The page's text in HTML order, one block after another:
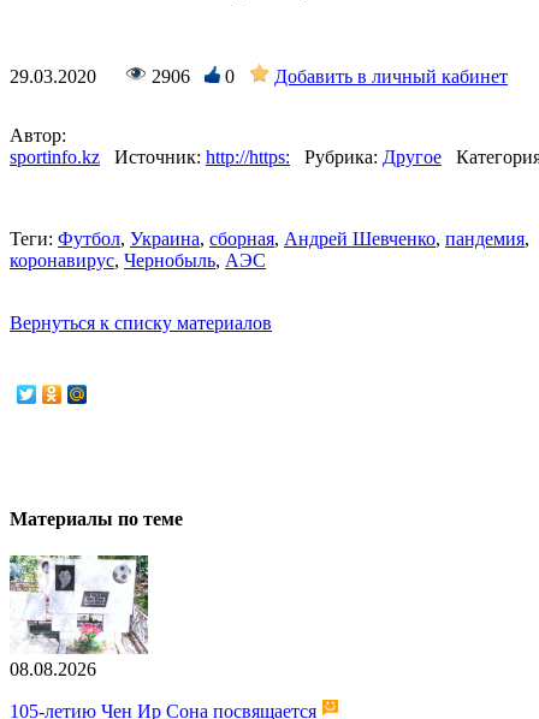
29.03.2020 2906 0 Добавить в личный кабинет
Автор:
sportinfo.kz
Источник: http://https: Рубрика: Другое
Теги: Футбол, Украина, сборная, Андрей Шевченко, пандемия,
коронавирус, Чернобыль, АЭС
Вернуться к списку материалов
Материалы по теме
08.08.2026
105-летию Чен Ир Сона посвящается